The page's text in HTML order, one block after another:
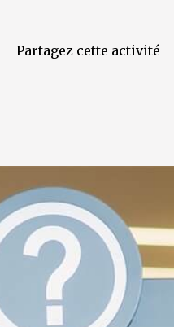
Partagez cette activité